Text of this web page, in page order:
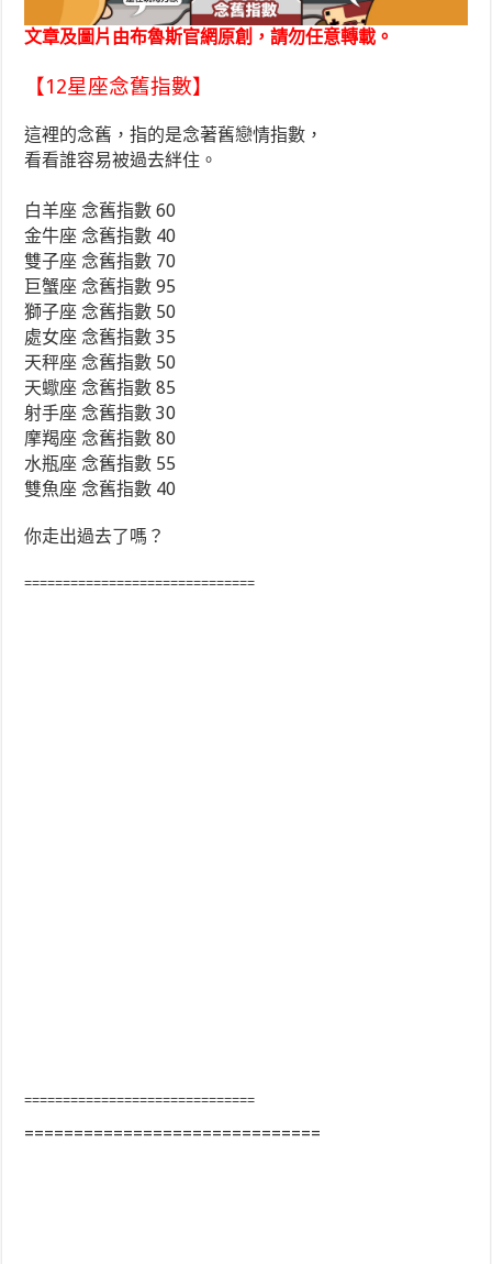
文章及圖片由布魯斯官網原創，請勿任意轉載。
【12星座念舊指數】
這裡的念舊，指的是念著舊戀情指數，
看看誰容易被過去絆住。
白羊座 念舊指數 60
金牛座 念舊指數 40
雙子座 念舊指數 70
巨蟹座 念舊指數 95
獅子座 念舊指數 50
處女座 念舊指數 35
天秤座 念舊指數 50
天蠍座 念舊指數 85
射手座 念舊指數 30
摩羯座 念舊指數 80
水瓶座 念舊指數 55
雙魚座 念舊指數 40
你走出過去了嗎？
==============================
==============================
==============================